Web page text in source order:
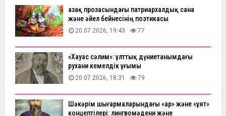
Қазақ прозасындағы патриархалдық сана
және әйел бейнесінің поэтикасы
20.07.2026, 19:43 77
«Хауас сәлим»: ұлттық дүниетанымдағы
рухани кемелдік ұғымы
20.07.2026, 18:31 79
Шәкәрім шығармаларындағы «ар» және «ұят»
концептілері: лингвомәдени және